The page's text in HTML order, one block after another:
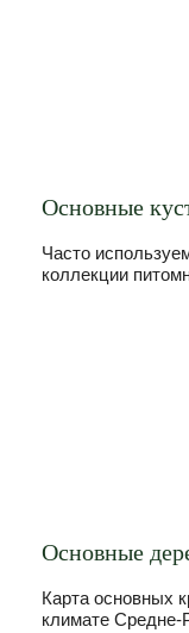
Основные
Часто
коллекции
Основные
Карта основных
климате